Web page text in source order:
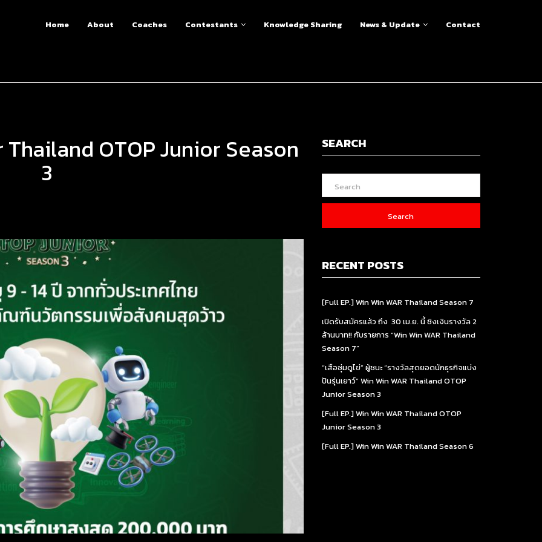
Home About Coaches Contestants Knowledge Sharing News & Update Contact
Thailand OTOP Junior Season
3
SEARCH
Search
RECENT POSTS
[Full EP.] Win Win WAR Thailand Season 7
เปิดรับสมัครแล้ว ถึง 30 เม.ย. นี้ ชิงเงินรางวัล 2
ล้านบาท!! กับรายการ “Win Win WAR Thailand
Season 7”
“เสือซุ่มดูไข่” ผู้ชนะ “รางวัลสุดยอดนักธุรกิจแบ่ง
ปันรุ่นเยาว์” Win Win WAR Thailand OTOP
Junior Season 3
[Full EP.] Win Win WAR Thailand OTOP
Junior Season 3
[Full EP.] Win Win WAR Thailand Season 6